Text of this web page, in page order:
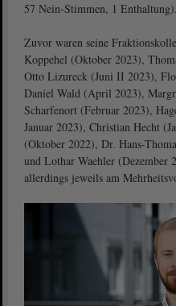
57 Nein-Stimmen, 1 Enthaltung).
Zuvor waren seine
Koppehel (Oktober 2023),
Otto Lizureck (Juni II 2023),
Daniel Wald (April 2023),
Scharfenort (Februar 2023),
Januar 2023), Christian Hecht
(Oktober 2022), Dr. Hans-
und Lothar Waehler (Dezember
allerdings jeweils am